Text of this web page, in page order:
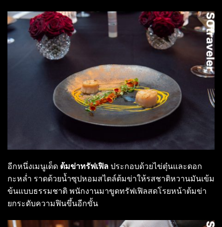
อีกหนึ่งเมนูเด็ด ต้มข่าทรัฟเฟิล ประกอบด้วยไข่ตุ๋นและดอก
กะหล่ำ ราดด้วยน้ำซุปหอมสไตล์ต้มข่าให้รสชาติหวานมันเข้ม
ข้นแบบธรรมชาติ พนักงานมาขูดทรัฟเฟิลสดโรยหน้าต้มข่า
ยกระดับความฟินขึ้นอีกขั้น